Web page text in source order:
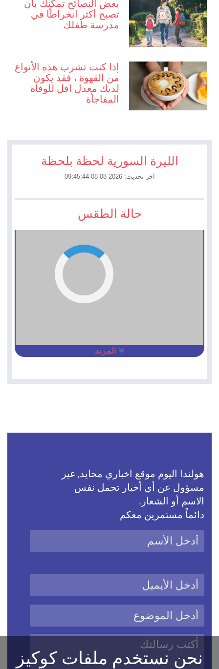
بعض النصائح تمكنك بأن
تصبح أكثر انخراطًا في
مدرسة طفلك
إذا كنت تشرب هذه الأنواع
من القهوة ، فقد يكون
لديك معدل اقل للوفاة
المفاجأة
الليرة السورية لحظة بلحظة
آخر تحديث: 2026-08-08 09:45:44
حالة الطقس
المزيد
هولندا اليوم موقع اخباري محايد, غير
مسؤول عن أي أخبار تحمل نفس
الاسم أو الشعار.
دائماً مستمرين معكم
نحن نستخدم ملفات كوكيز